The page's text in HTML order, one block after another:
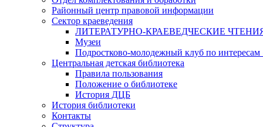
Районный центр правовой информации
Сектор краеведения
ЛИТЕРАТУРНО-КРАЕВЕДЧЕСКИЕ
Музеи
Подростково-молодежный клуб по интересам
Центральная детская библиотека
Правила пользования
Положение о библиотеке
История ДЦБ
История библиотеки
Контакты